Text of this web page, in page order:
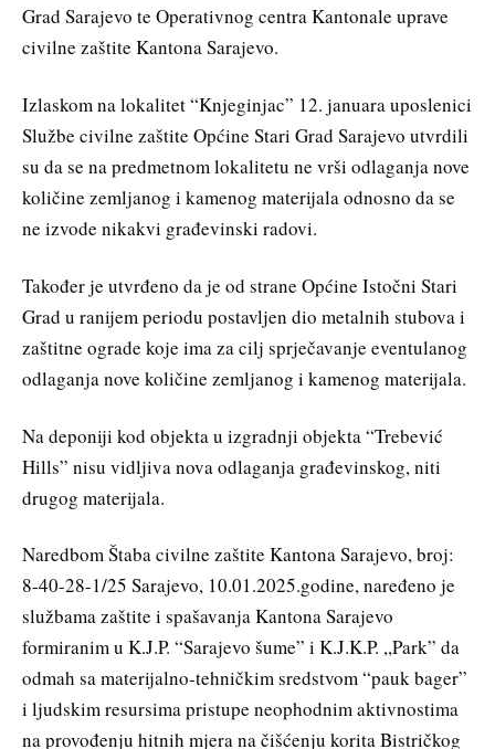
Grad Sarajevo te Operativnog centra Kantonale uprave
civilne zaštite Kantona Sarajevo.
Izlaskom na lokalitet “Knjeginjac” 12. januara uposlenici
Službe civilne zaštite Općine Stari Grad Sarajevo utvrdili
su da se na predmetnom lokalitetu ne vrši odlaganja nove
količine zemljanog i kamenog materijala odnosno da se
ne izvode nikakvi građevinski radovi.
Također je utvrđeno da je od strane Općine Istočni Stari
Grad u ranijem periodu postavljen dio metalnih stubova i
zaštitne ograde koje ima za cilj sprječavanje eventulanog
odlaganja nove količine zemljanog i kamenog materijala.
Na deponiji kod objekta u izgradnji objekta “Trebević
Hills” nisu vidljiva nova odlaganja građevinskog, niti
drugog materijala.
Naredbom Štaba civilne zaštite Kantona Sarajevo, broj:
8-40-28-1/25 Sarajevo, 10.01.2025.godine, naređeno je
službama zaštite i spašavanja Kantona Sarajevo
formiranim u K.J.P. “Sarajevo šume” i K.J.K.P. ,,Park” da
odmah sa materijalno-tehničkim sredstvom “pauk bager”
i ljudskim resursima pristupe neophodnim aktivnostima
na provođenju hitnih mjera na čišćenju korita Bistričkog